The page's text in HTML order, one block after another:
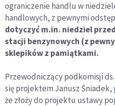
ograniczenie handlu w
handlowych, z pewnymi
dotyczyć m.in. niedziel
stacji benzynowych (z
sklepików z pamiątkami.
Przewodniczący podkomisji
się projektem Janusz
że złoży do projektu ustawy